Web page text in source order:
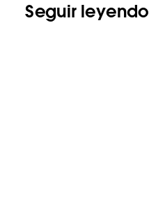
Seguir leyendo